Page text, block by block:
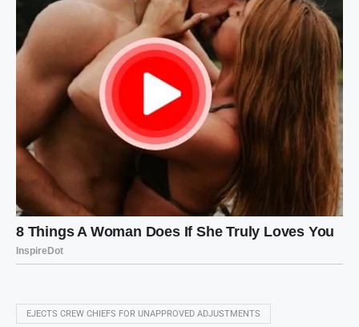
EJECTS CREW CHIEFS FOR UNAPPROVED ADJUSTMENTS